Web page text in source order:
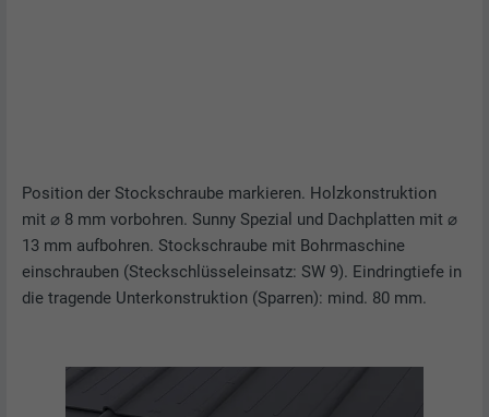
Position der Stockschraube markieren. Holzkonstruktion
mit ⌀ 8 mm vorbohren. Sunny Spezial und Dachplatten mit ⌀
13 mm aufbohren. Stockschraube mit Bohrmaschine
einschrauben (Steckschlüsseleinsatz: SW 9). Eindringtiefe in
die tragende Unterkonstruktion (Sparren): mind. 80 mm.